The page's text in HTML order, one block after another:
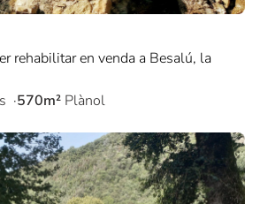
rehabilitar en venda a Besalú, la
570m² Plànol